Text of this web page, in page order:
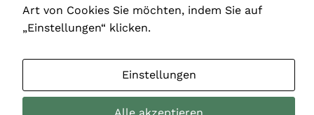
Gentaur GmbH
Art von Cookies Sie möchten, indem Sie auf
„Einstellungen“ klicken.
Einstellungen